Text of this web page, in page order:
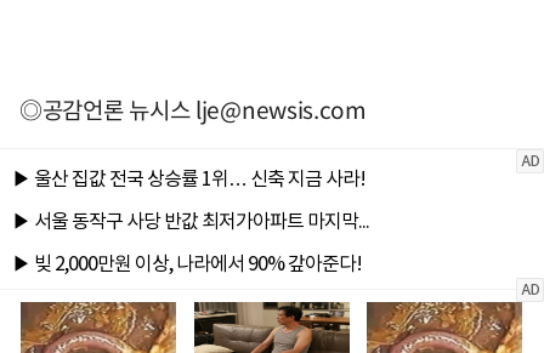
◎공감언론 뉴시스lje@newsis.com